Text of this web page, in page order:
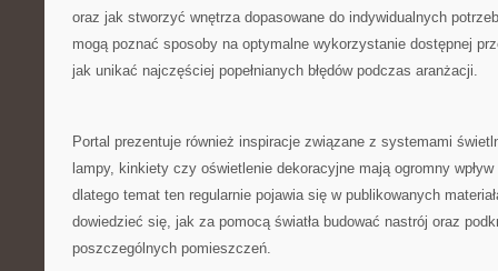
oraz jak stworzyć wnętrza dopasowane do indywidualnych
mogą poznać sposoby na optymalne wykorzystanie dostępnej
jak unikać najczęściej popełnianych błędów podczas aranżacji.
Portal prezentuje również inspiracje związane z systemami
lampy, kinkiety czy oświetlenie dekoracyjne mają ogromny wpływ
dlatego temat ten regularnie pojawia się w publikowanych
dowiedzieć się, jak za pomocą światła budować nastrój oraz
poszczególnych pomieszczeń.